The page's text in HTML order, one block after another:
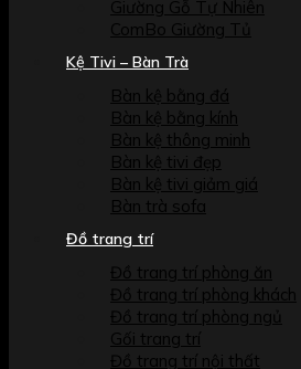
Giường Gỗ Tự Nhiên
ComBo Giường Tủ
Kệ Tivi – Bàn Trà
Bàn kệ bằng đá
Bàn kệ bằng kính
Bàn kệ thông minh
Bàn kệ tivi đẹp
Bàn kệ tivi giảm giá
Bàn trà sofa
Đồ trang trí
Đồ trang trí phòng ăn
Đồ trang trí phòng khách
Đồ trang trí phòng ngủ
Gối trang trí
Đồ trang trí nội thất